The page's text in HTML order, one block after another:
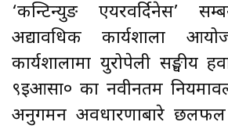
‘कन्टिन्युङ एयरवर्दिनेस’
अद्यावधिक कार्यशाला
कार्यशालामा युरोपेली सङ्घीय
९इआसा० का नवीनतम
अनुगमन अवधारणाबारे